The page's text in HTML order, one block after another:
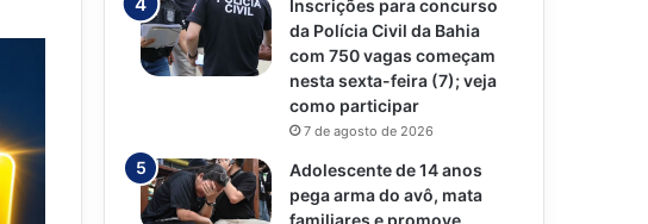
Inscrições para concurso
da Polícia Civil da Bahia
com 750 vagas começam
nesta sexta-feira (7); veja
como participar
7 de agosto de 2026
Adolescente de 14 anos
pega arma do avô, mata
familiares e promove